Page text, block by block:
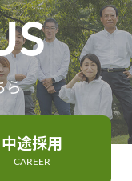
ら
中途採用
CAREER